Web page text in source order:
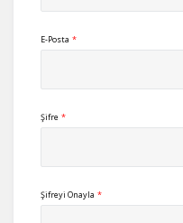
E-Posta *
Şifre *
Şifreyi Onayla *